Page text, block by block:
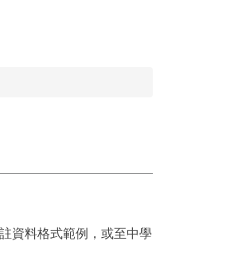
資料格式範例，或至中學